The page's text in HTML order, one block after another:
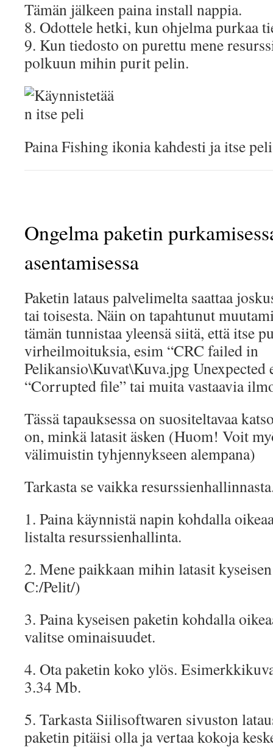
Tämän jälkeen paina install nappia.
8. Odottele hetki, kun ohjelma purkaa
9. Kun tiedosto on purettu mene
polkuun mihin purit pelin.
Paina Fishing ikonia kahdesti ja itse
Ongelma paketin
asentamisessa
Paketin lataus palvelimelta saattaa
tai toisesta. Näin on tapahtunut
tämän tunnistaa yleensä siitä, että itse
virheilmoituksia, esim “CRC failed in
Pelikansio\Kuvat\Kuva.jpg Unexpected
“Corrupted file” tai muita vastaavia
Tässä tapauksessa on suositeltavaa
on, minkä latasit äsken (Huom! Voit
välimuistin tyhjennykseen alempana)
Tarkasta se vaikka
1. Paina käynnistä napin kohdalla
listalta resurssienhallinta.
2. Mene paikkaan mihin latasit
C:/Pelit/)
3. Paina kyseisen paketin kohdalla
valitse ominaisuudet.
4. Ota paketin koko ylös.
3.34 Mb.
5. Tarkasta Siilisoftwaren sivuston
paketin pitäisi olla ja vertaa kokoja